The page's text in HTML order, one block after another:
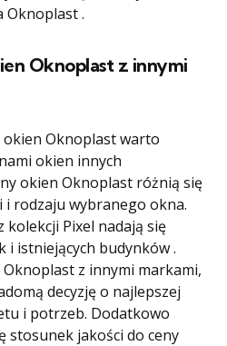
Oknoplast .
Oknoplast z innymi
okien Oknoplast warto
okien innych
okien Oknoplast różnią się
i rodzaju wybranego okna.
kolekcji Pixel nadają się
i istniejących budynków .
z innymi markami,
decyzję o najlepszej
i potrzeb. Dodatkowo
stosunek jakości do ceny